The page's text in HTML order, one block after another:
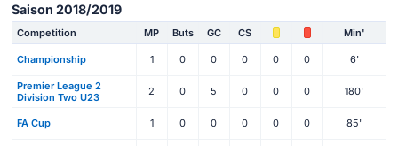
Saison 2018/2019
Competition MP Buts GC CS Min'
Championship 1 0 0 0 0 0 6'
Premier League 2
Division Two U23
2 0 5 0 0 0 180'
FA Cup 1 0 0 0 0 0 85'